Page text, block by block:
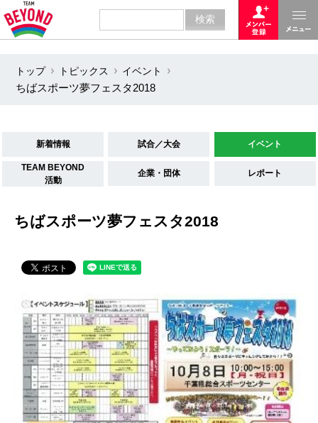
トップ トピックス
イベント
ちばスポーツ夢フェスタ2018
新着情報 試合／大会 イベント
TEAM BEYOND
活動
企業・団体 レポート
ちばスポーツ夢フェスタ2018